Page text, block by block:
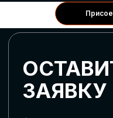
ГЛОБАЛЬНАЯ
ЦИФРОВИЗАЦИЯ
актуальных трендов
трансформации. Узнаем о
массовом использовании
инструментов,